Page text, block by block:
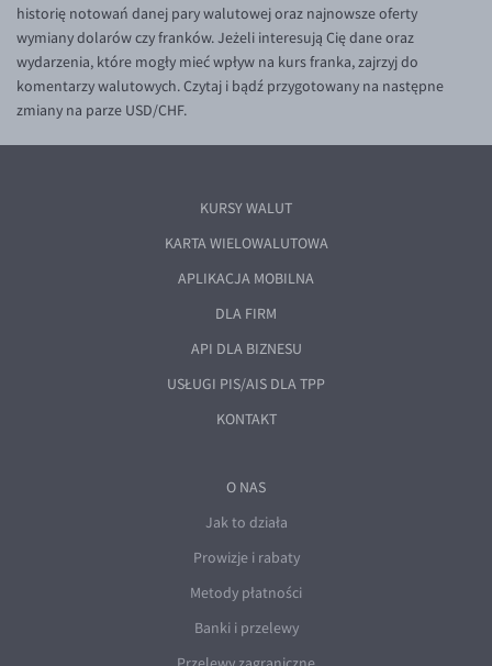
historię notowań danej pary walutowej oraz najnowsze oferty
wymiany dolarów czy franków. Jeżeli interesują Cię dane oraz
wydarzenia, które mogły mieć wpływ na kurs franka, zajrzyj do
komentarzy walutowych. Czytaj i bądź przygotowany na następne
zmiany na parze USD/CHF.
KURSY WALUT
KARTA WIELOWALUTOWA
APLIKACJA MOBILNA
DLA FIRM
API DLA BIZNESU
USŁUGI PIS/AIS DLA TPP
KONTAKT
O NAS
Jak to działa
Prowizje i rabaty
Metody płatności
Banki i przelewy